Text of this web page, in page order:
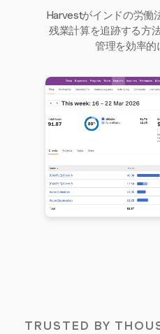
Harvestがインドの労働
残業計算を追跡する方
管理を効率的
TRUSTED BY